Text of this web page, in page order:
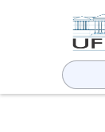
por: